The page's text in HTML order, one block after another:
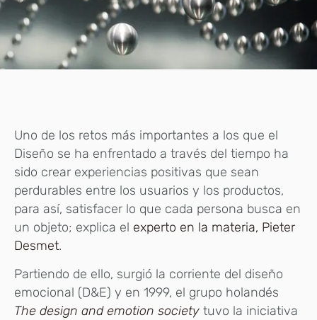
Uno de los retos más importantes a los que el
Diseño se ha enfrentado a través del tiempo ha
sido crear experiencias positivas que sean
perdurables entre los usuarios y los productos,
para así, satisfacer lo que cada persona busca en
un objeto; explica el experto en la materia, Pieter
Desmet.
Partiendo de ello, surgió la corriente del diseño
emocional (D&E) y en 1999, el grupo holandés
The design and emotion society tuvo la iniciativa